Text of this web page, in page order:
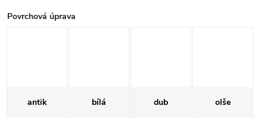
Povrchová úprava
antik bílá dub olše